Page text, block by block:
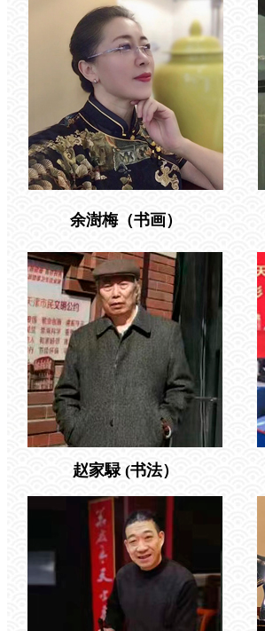
余澍梅（书画）
赵家騄 (书法）